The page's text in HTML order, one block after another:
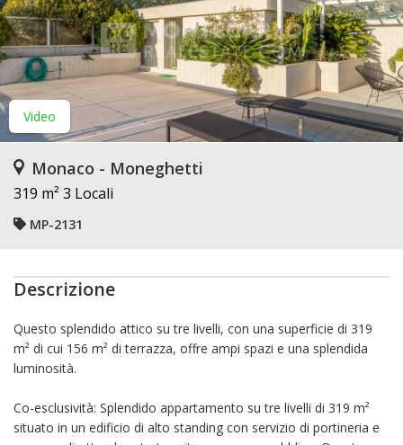
Video
Monaco - Moneghetti
319 m² 3 Locali
MP-2131
Descrizione
Questo splendido attico su tre livelli, con una superficie di 319
m² di cui 156 m² di terrazza, offre ampi spazi e una splendida
luminosità.
Co-esclusività: Splendido appartamento su tre livelli di 319 m²
situato in un edificio di alto standing con servizio di portineria e